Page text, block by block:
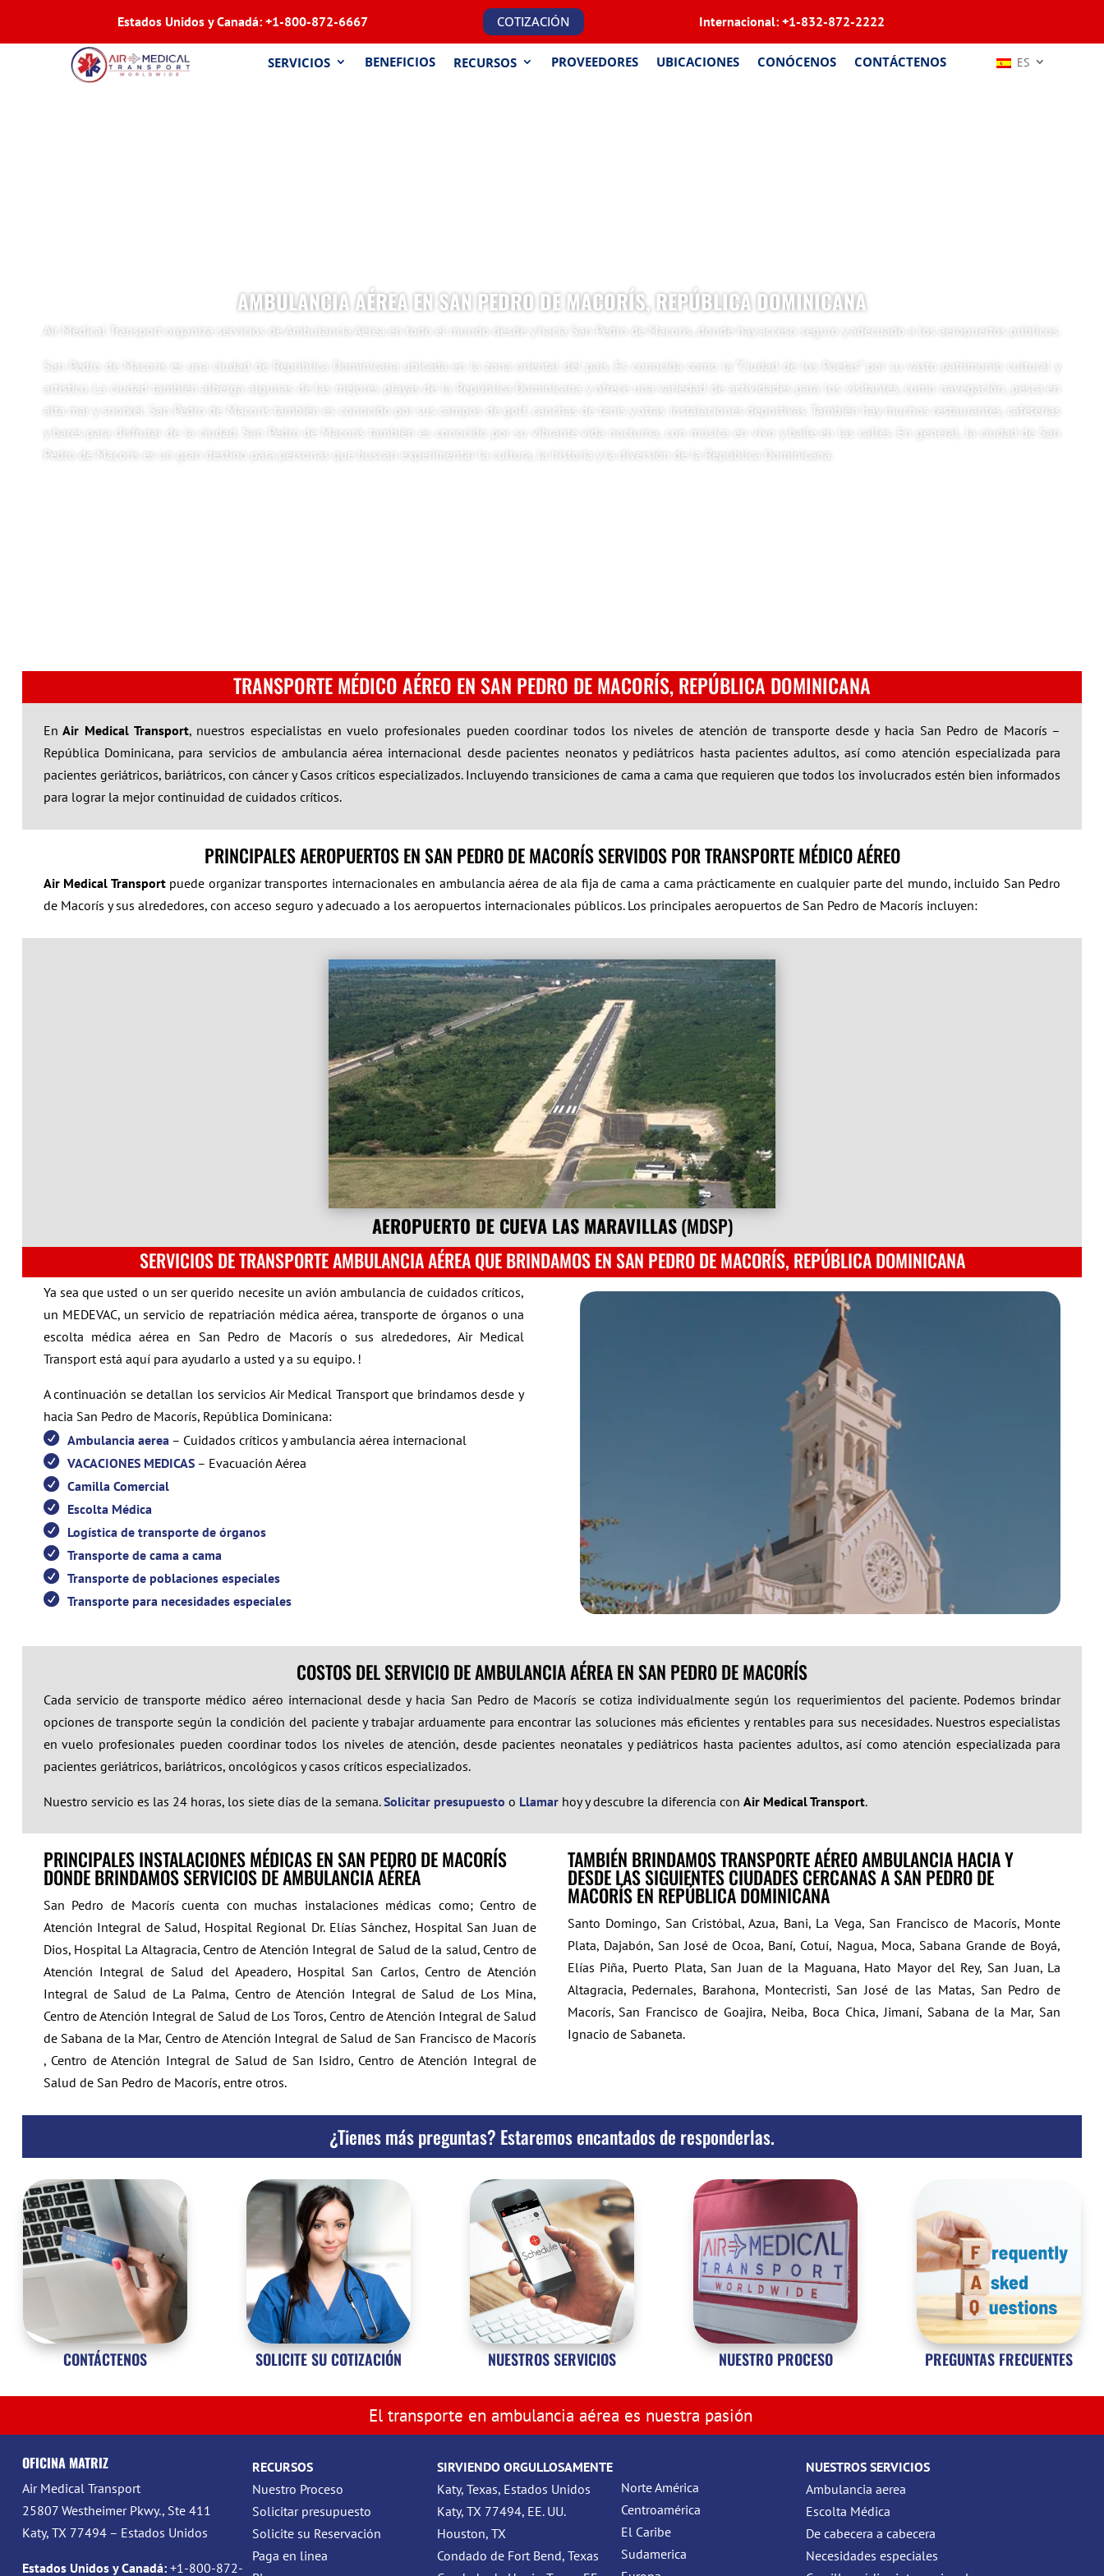
Estados Unidos y Canadá: +1-800-872-6667 COTIZACIÓN Internacional:+1-832-872-2222
SERVICIOS BENEFICIOS RECURSOS PROVEEDORES UBICACIONES CONÓCENOS CONTÁCTENOS ES
AMBULANCIA AÉREA EN SAN PEDRO DE MACORÍS, REPÚBLICA DOMINICANA
Air Medical Transport organiza servicios de Ambulancia Aérea en todo el mundo desde y hacia San Pedro de Macorís, donde hay acceso seguro y adecuado a los aeropuertos públicos.
San Pedro de Macorís es una ciudad de República Dominicana ubicada en la zona oriental del país. Es conocida como la “Ciudad de los Poetas” por su vasto patrimonio cultural y
artístico. La ciudad también alberga algunas de las mejores playas de la República Dominicana y ofrece una variedad de actividades para los visitantes, como navegación, pesca en
alta mar y snorkel. San Pedro de Macorís también es conocido por sus campos de golf, canchas de tenis y otras instalaciones deportivas. También hay muchos restaurantes, cafeterías
y bares para disfrutar de la ciudad. San Pedro de Macorís también es conocido por su vibrante vida nocturna, con música en vivo y baile en las calles. En general, la ciudad de San
Pedro de Macorís es un gran destino para personas que buscan experimentar la cultura, la historia y la diversión de la República Dominicana.
TRANSPORTE MÉDICO AÉREO EN SAN PEDRO DE MACORÍS, REPÚBLICA DOMINICANA
En Air Medical Transport, nuestros especialistas en vuelo profesionales pueden coordinar todos los niveles de atención de transporte desde y hacia San Pedro de Macorís –
República Dominicana, para servicios de ambulancia aérea internacional desde pacientes neonatos y pediátricos hasta pacientes adultos, así como atención especializada para
pacientes geriátricos, bariátricos, con cáncer y Casos críticos especializados. Incluyendo transiciones de cama a cama que requieren que todos los involucrados estén bien informados
para lograr la mejor continuidad de cuidados críticos.
PRINCIPALES AEROPUERTOS EN SAN PEDRO DE MACORÍS SERVIDOS POR TRANSPORTE MÉDICO AÉREO
Air Medical Transportpuede organizar transportes internacionales en ambulancia aérea de ala fija de cama a cama prácticamente en cualquier parte del mundo, incluido San Pedro
de Macorís y sus alrededores, con acceso seguro y adecuado a los aeropuertos internacionales públicos. Los principales aeropuertos de San Pedro de Macorís incluyen:
AEROPUERTO DE CUEVA LAS MARAVILLAS(MDSP)
SERVICIOS DE TRANSPORTE AMBULANCIA AÉREA QUE BRINDAMOS EN SAN PEDRO DE MACORÍS, REPÚBLICA DOMINICANA
Ya sea que usted o un ser querido necesite un avión ambulancia de cuidados críticos,
un MEDEVAC, un servicio de repatriación médica aérea, transporte de órganos o una
escolta médica aérea en San Pedro de Macorís o sus alrededores, Air Medical
Transport está aquí para ayudarlo a usted y a su equipo. !
A continuación se detallan los servicios Air Medical Transport que brindamos desde y
hacia San Pedro de Macorís, República Dominicana:
Ambulancia aerea – Cuidados críticos y ambulancia aérea internacional
VACACIONES MEDICAS– Evacuación Aérea
Camilla Comercial
Escolta Médica
Logística de transporte de órganos
Transporte de cama a cama
Transporte de poblaciones especiales
Transporte para necesidades especiales
COSTOS DEL SERVICIO DE AMBULANCIA AÉREA EN SAN PEDRO DE MACORÍS
Cada servicio de transporte médico aéreo internacional desde y hacia San Pedro de Macorís se cotiza individualmente según los requerimientos del paciente. Podemos brindar
opciones de transporte según la condición del paciente y trabajar arduamente para encontrar las soluciones más eficientes y rentables para sus necesidades. Nuestros especialistas
en vuelo profesionales pueden coordinar todos los niveles de atención, desde pacientes neonatales y pediátricos hasta pacientes adultos, así como atención especializada para
pacientes geriátricos, bariátricos, oncológicos y casos críticos especializados.
Nuestro servicio es las 24 horas, los siete días de la semana.Solicitar presupuesto o Llamarhoy y descubre la diferencia con Air Medical Transport.
PRINCIPALES INSTALACIONES MÉDICAS EN SAN PEDRO DE MACORÍS
DONDE BRINDAMOS SERVICIOS DE AMBULANCIA AÉREA
San Pedro de Macorís cuenta con muchas instalaciones médicas como; Centro de
Atención Integral de Salud, Hospital Regional Dr. Elías Sánchez, Hospital San Juan de
Dios, Hospital La Altagracia, Centro de Atención Integral de Salud de la salud, Centro de
Atención Integral de Salud del Apeadero, Hospital San Carlos, Centro de Atención
Integral de Salud de La Palma, Centro de Atención Integral de Salud de Los Mina,
Centro de Atención Integral de Salud de Los Toros, Centro de Atención Integral de Salud
de Sabana de la Mar, Centro de Atención Integral de Salud de San Francisco de Macorís
, Centro de Atención Integral de Salud de San Isidro, Centro de Atención Integral de
Salud de San Pedro de Macorís, entre otros.
TAMBIÉN BRINDAMOS TRANSPORTE AÉREO AMBULANCIA HACIA Y
DESDE LAS SIGUIENTES CIUDADES CERCANAS A SAN PEDRO DE
MACORÍS EN REPÚBLICA DOMINICANA
Santo Domingo, San Cristóbal, Azua, Bani, La Vega, San Francisco de Macorís, Monte
Plata, Dajabón, San José de Ocoa, Baní, Cotuí, Nagua, Moca, Sabana Grande de Boyá,
Elías Piña, Puerto Plata, San Juan de la Maguana, Hato Mayor del Rey, San Juan, La
Altagracia, Pedernales, Barahona, Montecristi, San José de las Matas, San Pedro de
Macorís, San Francisco de Goajira, Neiba, Boca Chica, Jimaní, Sabana de la Mar, San
Ignacio de Sabaneta.
¿Tienes más preguntas? Estaremos encantados de responderlas.
CONTÁCTENOS SOLICITE SU COTIZACIÓN NUESTROS SERVICIOS NUESTRO PROCESO PREGUNTAS FRECUENTES
El transporte en ambulancia aérea es nuestra pasión
OFICINA MATRIZ
Air Medical Transport
25807 Westheimer Pkwy., Ste 411
Katy, TX 77494 – Estados Unidos
Estados Unidos y Canadá:+1-800-872-
RECURSOS
Nuestro Proceso
Solicitar presupuesto
Solicite su Reservación
Paga en linea
SIRVIENDO ORGULLOSAMENTE
Katy, Texas, Estados Unidos
Katy, TX 77494, EE. UU.
Houston, TX
Condado de Fort Bend, Texas
Norte América
Centroamérica
El Caribe
Sudamerica
NUESTROS SERVICIOS
Ambulancia aerea
Escolta Médica
De cabecera a cabecera
Necesidades especiales